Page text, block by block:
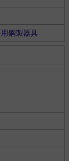
鋼製器具